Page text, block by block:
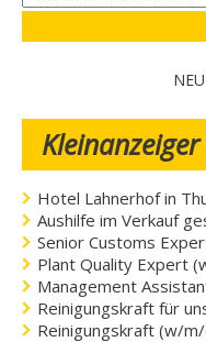
Kleinanzeiger
Hotel Lahnerhof in
Aushilfe im Verkauf
Senior Customs
Plant Quality Expert
Management
Reinigungskraft für
Reinigungskraft (w/